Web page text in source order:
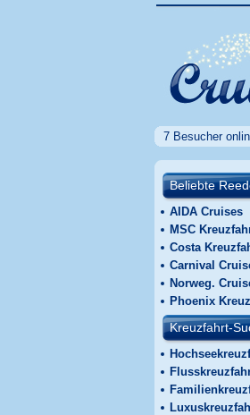
7 Besucher
Beliebte
AIDA Cruises
MSC
Costa
Carnival
Norweg.
Phoenix
Kreuzfahrt-